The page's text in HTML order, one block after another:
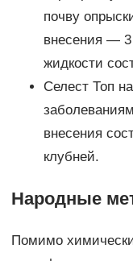
почву
внесения — 3
жидкости
Селест Топ
внесения
клубней.
Народные
Помимо